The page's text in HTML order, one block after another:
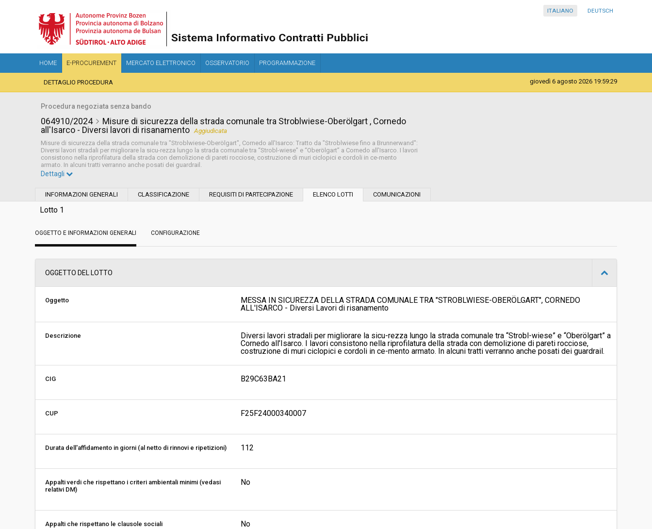
ITALIANO DEUTSCH
HOME E-PROCUREMENT MERCATO ELETTRONICO OSSERVATORIO PROGRAMMAZIONE
DETTAGLIO PROCEDURA giovedì 6 agosto 2026 19:59:29
Procedura negoziata senza bando
064910/2024
Misure di sicurezza della strada comunale tra Stroblwiese-Oberölgart , Cornedo
all'Isarco - Diversi lavori di risanamento Aggiudicata
Misure di sicurezza della strada comunale tra "Stroblwiese-Oberölgart", Cornedo all'Isarco: Tratto da "Stroblwiese fino a Brunnerwand":
Diversi lavori stradali per migliorare la sicu-rezza lungo la strada comunale tra “Strobl-wiese” e “Oberölgart” a Cornedo all’Isarco. I lavori
consistono nella riprofilatura della strada con demolizione di pareti rocciose, costruzione di muri ciclopici e cordoli in ce-mento
armato. In alcuni tratti verranno anche posati dei guardrail.
Tipo di contratto:
Data pubblicazione: 26/07/2024 12:16
Svolgimento: Gara in busta chiusa Valore stimato della procedura: € 283.615,65
Responsabile fase di esecuzione:
Link al fascicolo trasparenza:
La stazione appaltante agisce per
conto di un altro soggetto singolo:
No
Dettagli
INFORMAZIONI GENERALI CLASSIFICAZIONE REQUISITI DI PARTECIPAZIONE ELENCO LOTTI COMUNICAZIONI
Lotto 1
OGGETTO E INFORMAZIONI GENERALI CONFIGURAZIONE
OGGETTO DEL LOTTO
Oggetto
MESSA IN SICUREZZA DELLA STRADA COMUNALE TRA "STROBLWIESE-OBERÖLGART", CORNEDO
ALL'ISARCO - Diversi Lavori di risanamento
Descrizione
Diversi lavori stradali per migliorare la sicu-rezza lungo la strada comunale tra “Strobl-wiese” e “Oberölgart” a
Cornedo all’Isarco. I lavori consistono nella riprofilatura della strada con demolizione di pareti rocciose,
costruzione di muri ciclopici e cordoli in ce-mento armato. In alcuni tratti verranno anche posati dei guardrail.
CIG B29C63BA21
CUP F25F24000340007
Durata dell'affidamento in giorni (al netto di rinnovi e ripetizioni) 112
Appalti verdi che rispettano i criteri ambientali minimi (vedasi
relativi DM)
No
Appalti che rispettano le clausole sociali No